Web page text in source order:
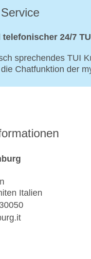
24/7
sprechendes TUI
Chatfunktion der
Italien